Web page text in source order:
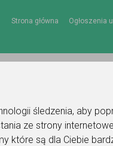
śledzenia, aby
ze strony
które są dla Ciebie
Strona główna Ogłoszenia